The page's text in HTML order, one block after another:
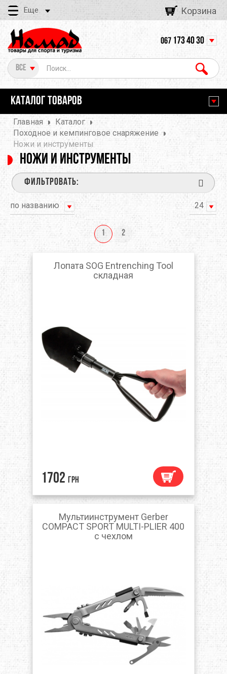
Еще Корзина
Все
067 173 40 30
КАТАЛОГ ТОВАРОВ
Главная
Каталог
Походное и кемпинговое снаряжение
Ножи и инструменты
Ножи и инструменты
ФИЛЬТРОВАТЬ:
по названию 24
1 2
Лопата SOG Entrenching Tool
складная
1702 грн
Мультиинструмент Gerber
COMPACT SPORT MULTI-PLIER 400
с чехлом